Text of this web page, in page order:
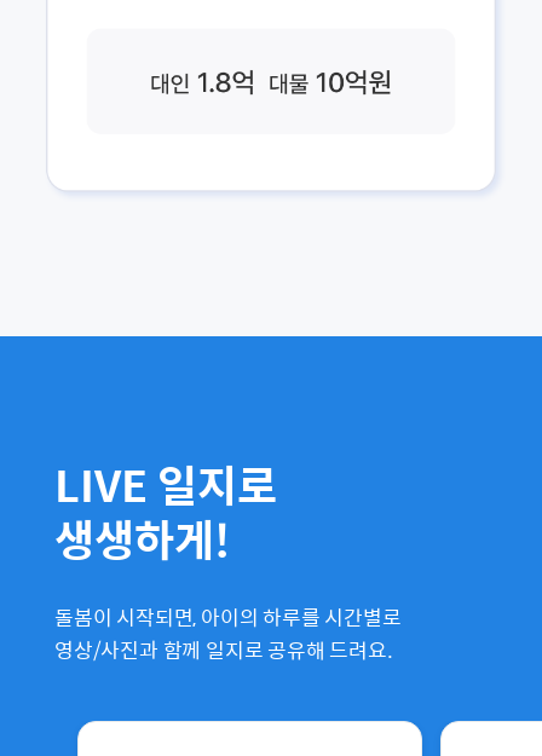
LIVE 일지로
생생하게!
돌봄이 시작되면, 아이의 하루를 시간별로
영상/사진과 함께 일지로 공유해 드려요.